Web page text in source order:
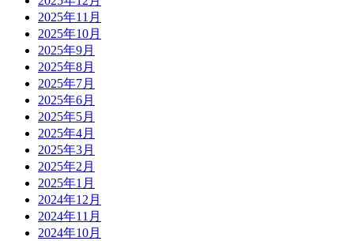
2025年11月
2025年10月
2025年9月
2025年8月
2025年7月
2025年6月
2025年5月
2025年4月
2025年3月
2025年2月
2025年1月
2024年12月
2024年11月
2024年10月